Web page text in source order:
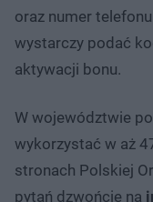
oraz numer
wystarczy podać
aktywacji bonu.
W województwie
wykorzystać w aż
stronach Polskiej
pytań dzwońcie na